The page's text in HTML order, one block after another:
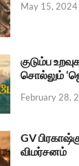
May 15, 2024
குடும்ப
சொல்லும் ‘ஜெ
February 28,
GV
விமர்சனம்